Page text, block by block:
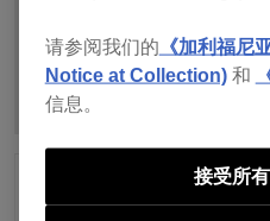
浏
请参阅我们的 《加利福尼
Notice at Collection)和
信息。
接受所